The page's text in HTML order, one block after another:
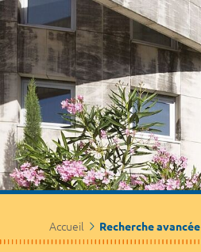
Accueil Recherche avancée